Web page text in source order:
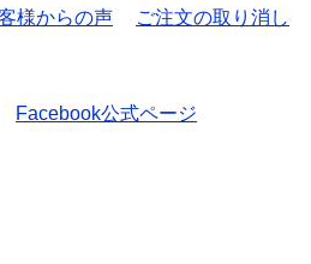
様からの声 ご注文の取り消し
Facebook公式ページ